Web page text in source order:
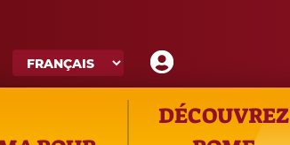
DÉCOUVREZ